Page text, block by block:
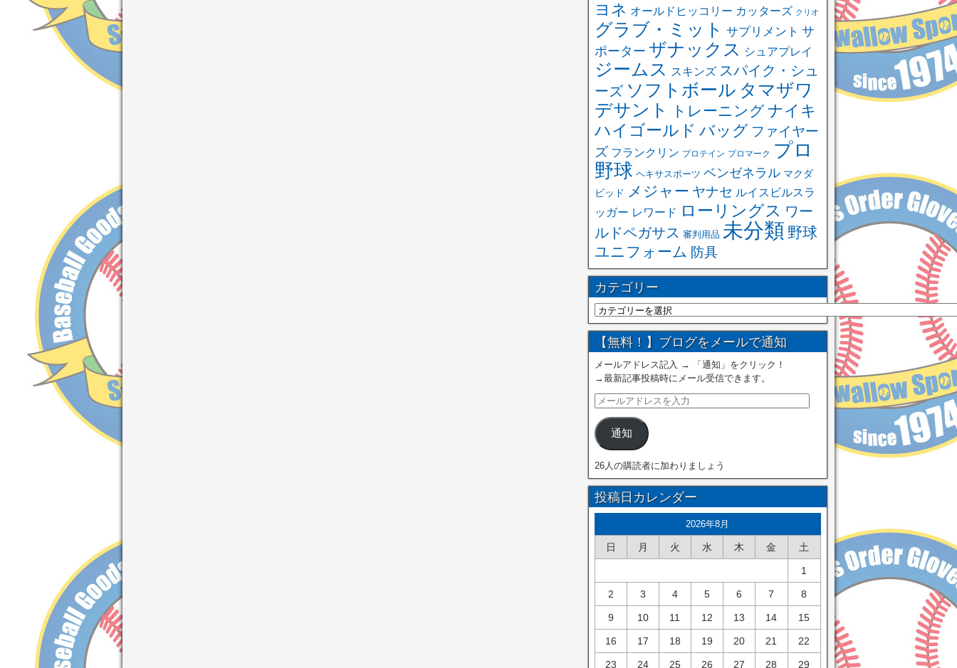
ヨネ オールドヒッコリー カッターズ クリオ
グラブ・ミット サプリメント サ
ポーター ザナックス シュアプレイ
ジームス スキンズ スパイク・シュ
ーズ ソフトボール タマザワ
デサント
トレーニングナイキ
ハイゴールド バッグ ファイヤー
ズ フランクリン プロテイン プロマーク プロ
野球 ヘキサスポーツ ベンゼネラル マクダ
ビッド
メジャー ヤナセ ルイスビルスラ
ッガー レワード ローリングス ワー
ルドペガサス 審判用品 未分類 野球
ユニフォーム 防具
カテゴリー
【無料！】ブログをメールで通知
メールアドレス記入 → 「通知」をクリック！
→最新記事投稿時にメール受信できます。
通知
26人の購読者に加わりましょう
投稿日カレンダー
2026年8月
日 月 火 水 木 金 土
1
2 3 4 5 6 7 8
9 10 11 12 13 14 15
16 17 18 19 20 21 22
23 24 25 26 27 28 29